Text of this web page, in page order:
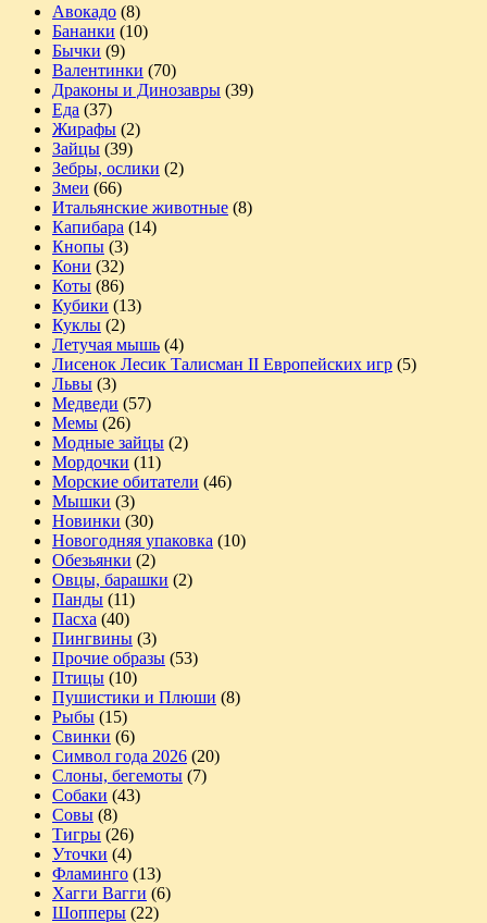
Авокадо (8)
Бананки (10)
Бычки (9)
Валентинки (70)
Драконы и Динозавры (39)
Еда (37)
Жирафы (2)
Зайцы (39)
Зебры, ослики (2)
Змеи (66)
Итальянские животные (8)
Капибара (14)
Кнопы (3)
Кони (32)
Коты (86)
Кубики (13)
Куклы (2)
Летучая мышь (4)
Лисенок Лесик Талисман II Европейских игр (5)
Львы (3)
Медведи (57)
Мемы (26)
Модные зайцы (2)
Мордочки (11)
Морские обитатели (46)
Мышки (3)
Новинки (30)
Новогодняя упаковка (10)
Обезьянки (2)
Овцы, барашки (2)
Панды (11)
Пасха (40)
Пингвины (3)
Прочие образы (53)
Птицы (10)
Пушистики и Плюши (8)
Рыбы (15)
Свинки (6)
Символ года 2026 (20)
Слоны, бегемоты (7)
Собаки (43)
Совы (8)
Тигры (26)
Уточки (4)
Фламинго (13)
Хагги Вагги (6)
Шопперы (22)